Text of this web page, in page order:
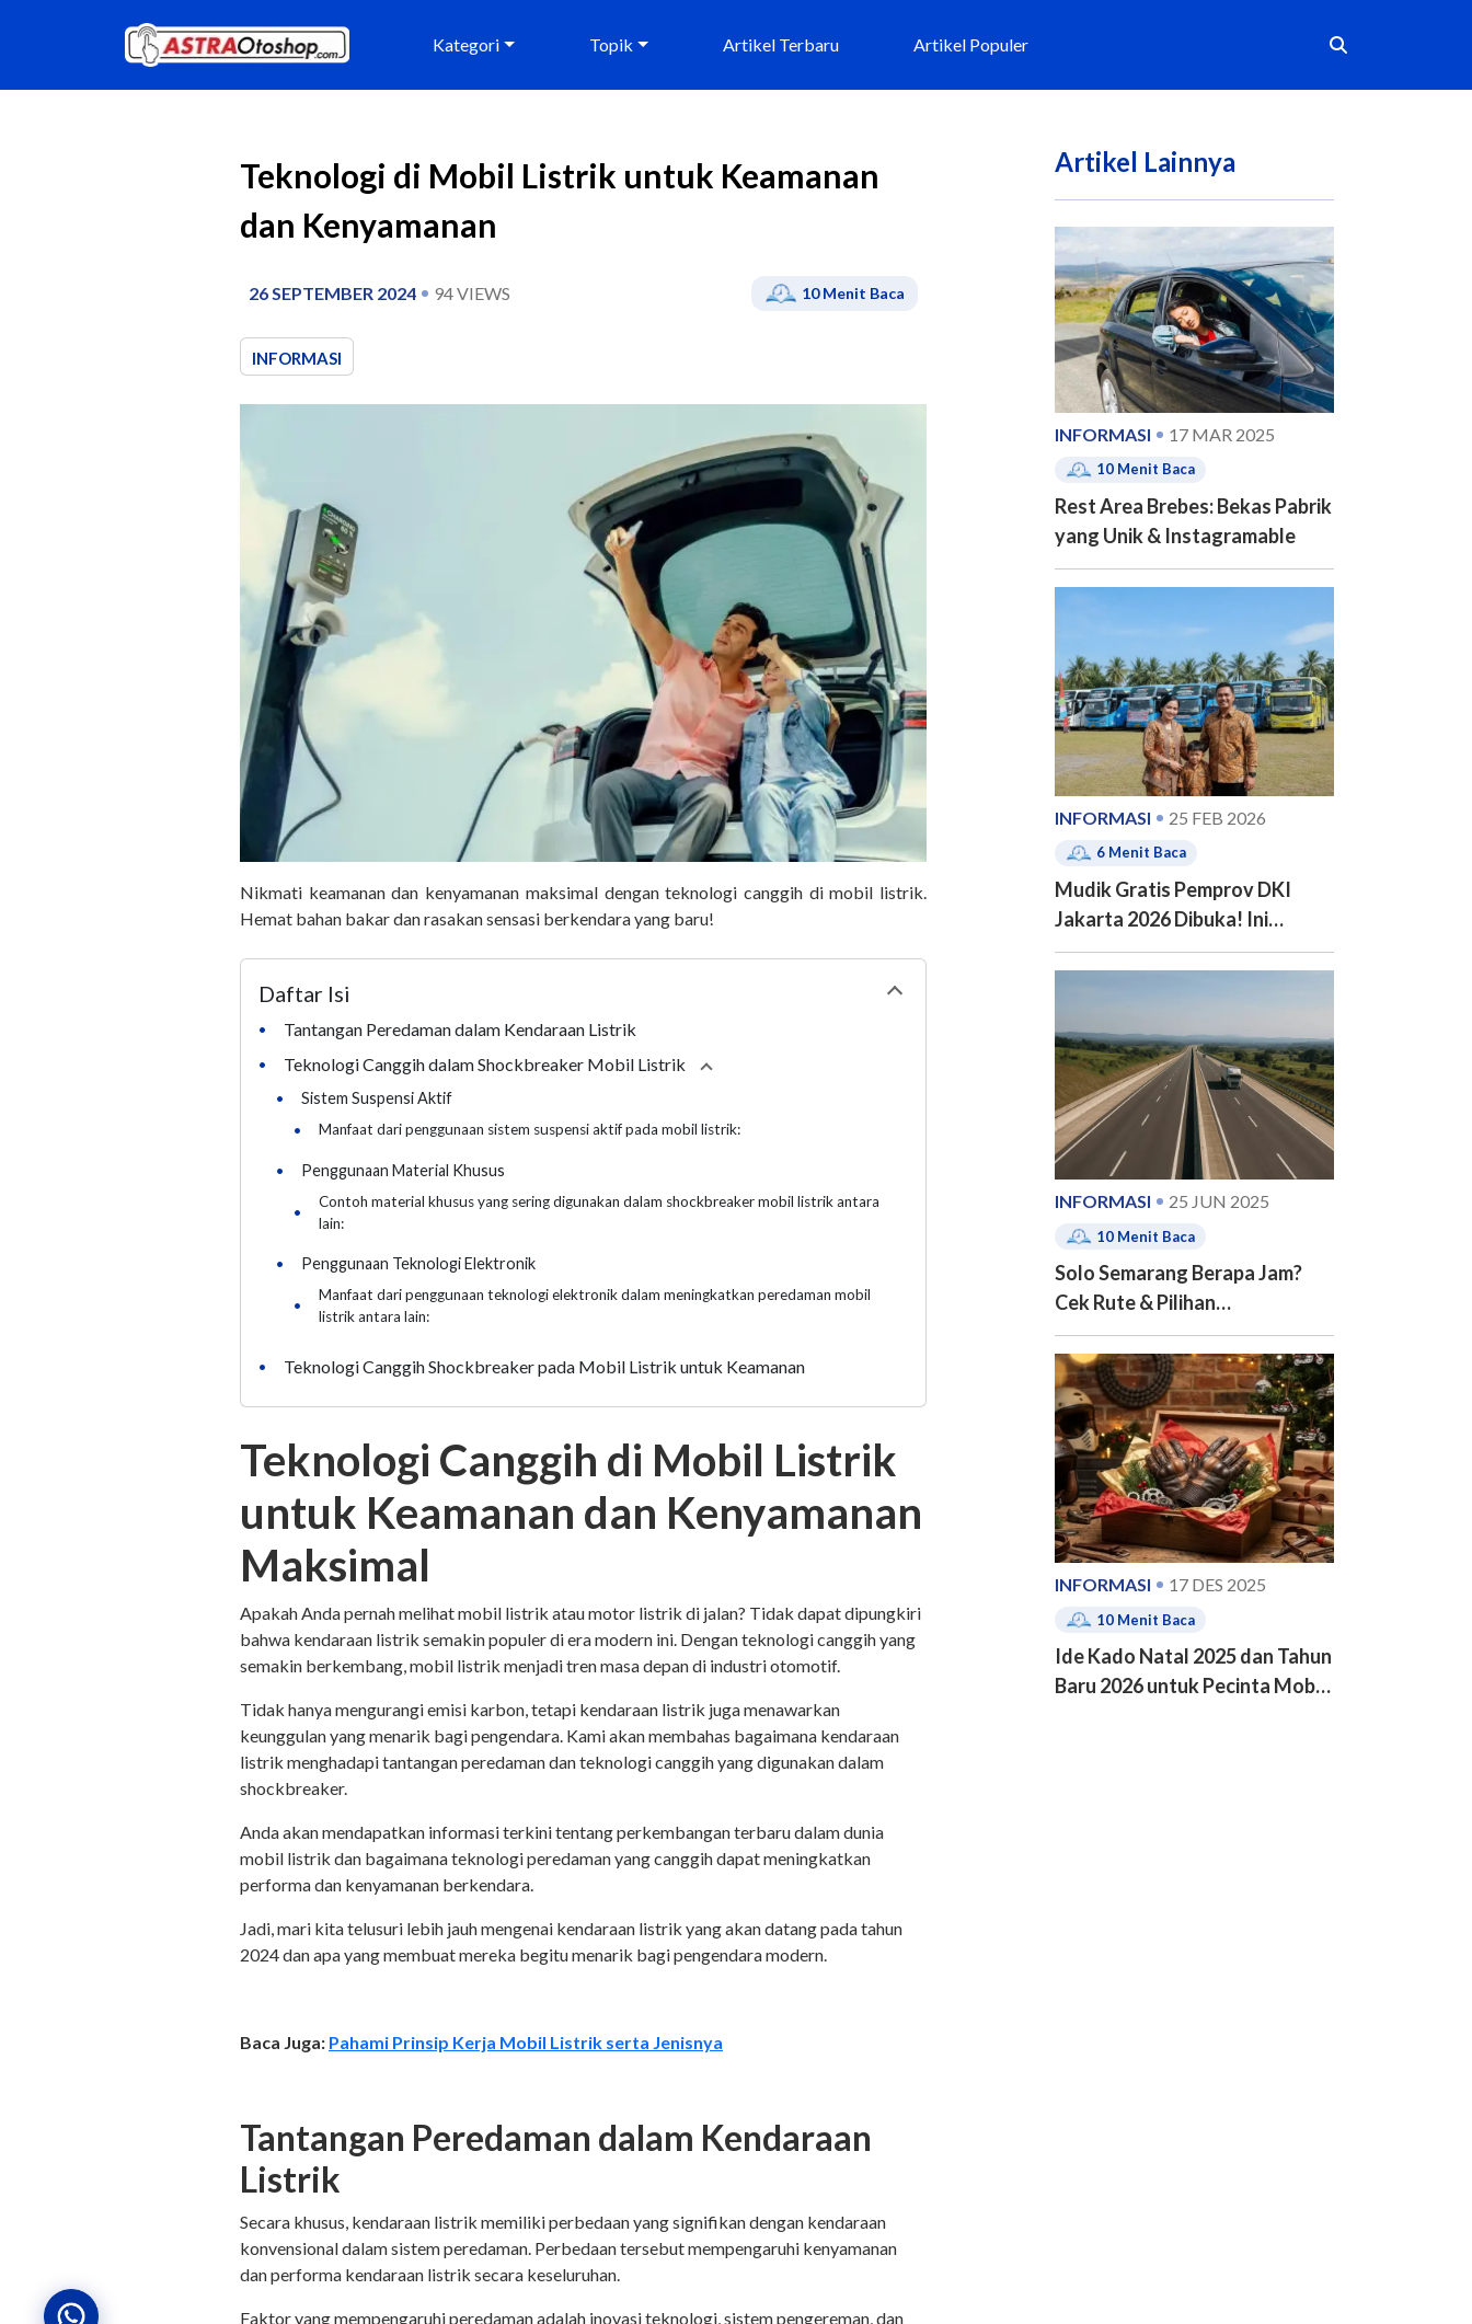
Kategori Topik Artikel Terbaru Artikel Populer
Teknologi di Mobil Listrik untuk Keamanan
dan Kenyamanan
26 SEPTEMBER 2024 94VIEWS 10Menit Baca
INFORMASI
Nikmati keamanan dan kenyamanan maksimal dengan teknologi canggih di mobil listrik.
Hemat bahan bakar dan rasakan sensasi berkendara yang baru!
Daftar Isi
•
Tantangan Peredaman dalam Kendaraan Listrik
• Teknologi Canggih dalam Shockbreaker Mobil Listrik Collapse
•
Sistem Suspensi Aktif
•
Manfaat dari penggunaan sistem suspensi aktif pada mobil listrik:
• Penggunaan Material Khusus
•
Contoh material khusus yang sering digunakan dalam shockbreaker mobil listrik antara
lain:
• Penggunaan Teknologi Elektronik
•
Manfaat dari penggunaan teknologi elektronik dalam meningkatkan peredaman mobil
listrik antara lain:
• Teknologi Canggih Shockbreaker pada Mobil Listrik untuk Keamanan
Teknologi Canggih di Mobil Listrik
untuk Keamanan dan Kenyamanan
Maksimal
Apakah Anda pernah melihat mobil listrik atau motor listrik di jalan? Tidak dapat dipungkiri
bahwa kendaraan listrik semakin populer di era modern ini. Dengan teknologi canggih yang
semakin berkembang, mobil listrik menjadi tren masa depan di industri otomotif.
Tidak hanya mengurangi emisi karbon, tetapi kendaraan listrik juga menawarkan
keunggulan yang menarik bagi pengendara. Kami akan membahas bagaimana kendaraan
listrik menghadapi tantangan peredaman dan teknologi canggih yang digunakan dalam
shockbreaker.
Anda akan mendapatkan informasi terkini tentang perkembangan terbaru dalam dunia
mobil listrik dan bagaimana teknologi peredaman yang canggih dapat meningkatkan
performa dan kenyamanan berkendara.
Jadi, mari kita telusuri lebih jauh mengenai kendaraan listrik yang akan datang pada tahun
2024 dan apa yang membuat mereka begitu menarik bagi pengendara modern.
Baca Juga: Pahami Prinsip Kerja Mobil Listrik serta Jenisnya
Tantangan Peredaman dalam Kendaraan
Listrik
Secara khusus, kendaraan listrik memiliki perbedaan yang signifikan dengan kendaraan
konvensional dalam sistem peredaman. Perbedaan tersebut mempengaruhi kenyamanan
dan performa kendaraan listrik secara keseluruhan.
Faktor yang mempengaruhi peredaman adalah inovasi teknologi, sistem pengereman, dan
Artikel Lainnya
INFORMASI 17 MAR 2025
10 Menit Baca
Rest Area Brebes: Bekas Pabrik
yang Unik & Instagramable
INFORMASI 25 FEB 2026
6 Menit Baca
Mudik Gratis Pemprov DKI
Jakarta 2026 Dibuka! Ini
Jadwal, 20 Kota Tujuan dan
Cara Pendaftarannya
INFORMASI 25 JUN 2025
10 Menit Baca
Solo Semarang Berapa Jam?
Cek Rute & Pilihan
Transportasinya
INFORMASI 17 DES 2025
10 Menit Baca
Ide Kado Natal 2025 dan Tahun
Baru 2026 untuk Pecinta Mobil